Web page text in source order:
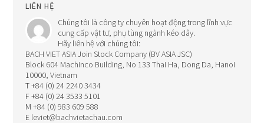
LIÊN HỆ
Chúng tôi là công ty chuyên hoạt động trong lĩnh vực
cung cấp vật tư, phụ tùng ngành kéo dây.
Hãy liên hệ với chúng tôi:
BACH VIET ASIA Join Stock Company (BV ASIA JSC)
Block 604 Machinco Building, No 133 Thai Ha, Dong Da, Hanoi
10000, Vietnam
T +84 (0) 24 2240 3434
F +84 (0) 24 3533 5101
M +84 (0) 983 609 588
E leviet@bachvietachau.com